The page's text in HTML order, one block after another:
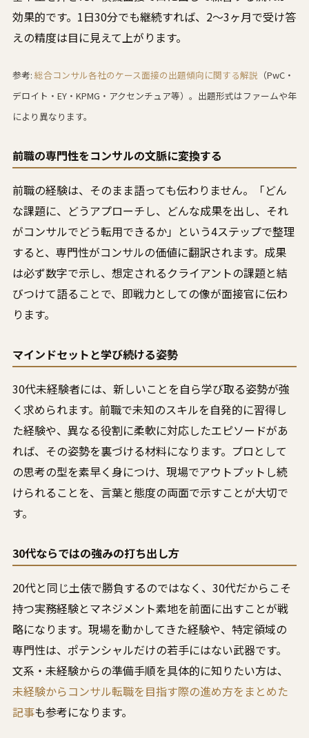
効果的です。1日30分でも継続すれば、2〜3ヶ月で受け答
えの精度は目に見えて上がります。
参考: 総合コンサル各社のケース面接の出題傾向に関する解説 （PwC・
デロイト・EY・KPMG・アクセンチュア等）。出題形式はファームや年
により異なります。
前職の専門性をコンサルの文脈に変換する
前職の経験は、そのまま語っても伝わりません。「どん
な課題に、どうアプローチし、どんな成果を出し、それ
がコンサルでどう転用できるか」という4ステップで整理
すると、専門性がコンサルの価値に翻訳されます。成果
は必ず数字で示し、想定されるクライアントの課題と結
びつけて語ることで、即戦力としての像が面接官に伝わ
ります。
マインドセットと学び続ける姿勢
30代未経験者には、新しいことを自ら学び取る姿勢が強
く求められます。前職で未知のスキルを自発的に習得し
た経験や、異なる役割に柔軟に対応したエピソードがあ
れば、その姿勢を裏づける材料になります。プロとして
の思考の型を素早く身につけ、現場でアウトプットし続
けられることを、言葉と態度の両面で示すことが大切で
す。
30代ならではの強みの打ち出し方
20代と同じ土俵で勝負するのではなく、30代だからこそ
持つ実務経験とマネジメント素地を前面に出すことが戦
略になります。現場を動かしてきた経験や、特定領域の
専門性は、ポテンシャルだけの若手にはない武器です。
文系・未経験からの準備手順を具体的に知りたい方は、
未経験からコンサル転職を目指す際の進め方をまとめた
記事も参考になります。